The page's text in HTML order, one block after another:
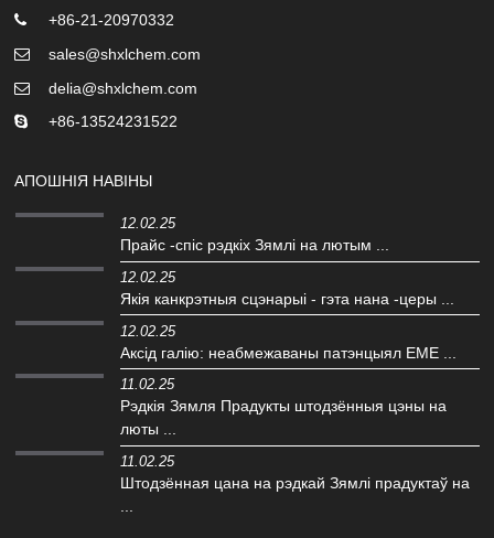
+86-21-20970332
sales@shxlchem.com
delia@shxlchem.com
+86-13524231522
АПОШНІЯ НАВІНЫ
12.02.25
Прайс -спіс рэдкіх Зямлі на лютым ...
12.02.25
Якія канкрэтныя сцэнарыі - гэта нана -церы ...
12.02.25
Аксід галію: неабмежаваны патэнцыял EME ...
11.02.25
Рэдкія Зямля Прадукты штодзённыя цэны на
люты ...
11.02.25
Штодзённая цана на рэдкай Зямлі прадуктаў на